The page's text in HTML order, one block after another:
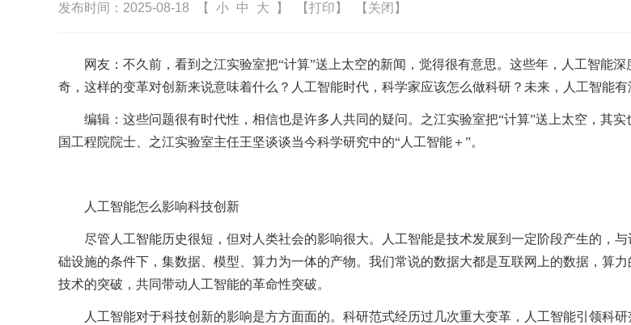
发布时间：2025-08-18 【 小 中 大 】 【打印】 【关闭】
网友：不久前，看到之江实验室把“计算”送上太空的新闻，觉得很有意思。这些年，人工智能
奇，这样的变革对创新来说意味着什么？人工智能时代，科学家应该怎么做科研？未来，人工智能
编辑：这些问题很有时代性，相信也是许多人共同的疑问。之江实验室把“计算”送上太空，其
国工程院院士、之江实验室主任王坚谈谈当今科学研究中的“人工智能＋”。
人工智能怎么影响科技创新
尽管人工智能历史很短，但对人类社会的影响很大。人工智能是技术发展到一定阶段产生的，
础设施的条件下，集数据、模型、算力为一体的产物。我们常说的数据大都是互联网上的数据，算
技术的突破，共同带动人工智能的革命性突破。
人工智能对于科技创新的影响是方方面面的。科研范式经历过几次重大变革，人工智能引领科